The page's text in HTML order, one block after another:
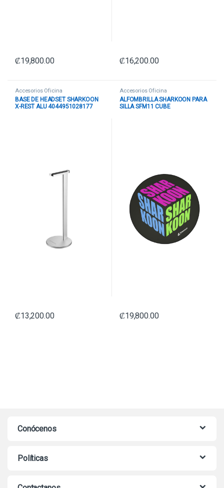
₡19,800.00 ₡16,200.00
Accesorios Oficina
BASE DE HEADSET SHARKOON
X-REST ALU 4044951028177
₡13,200.00
Accesorios Oficina
ALFOMBRILLA SHARKOON PARA
SILLA SFM11 CUBE
₡19,800.00
Conócenos
Políticas